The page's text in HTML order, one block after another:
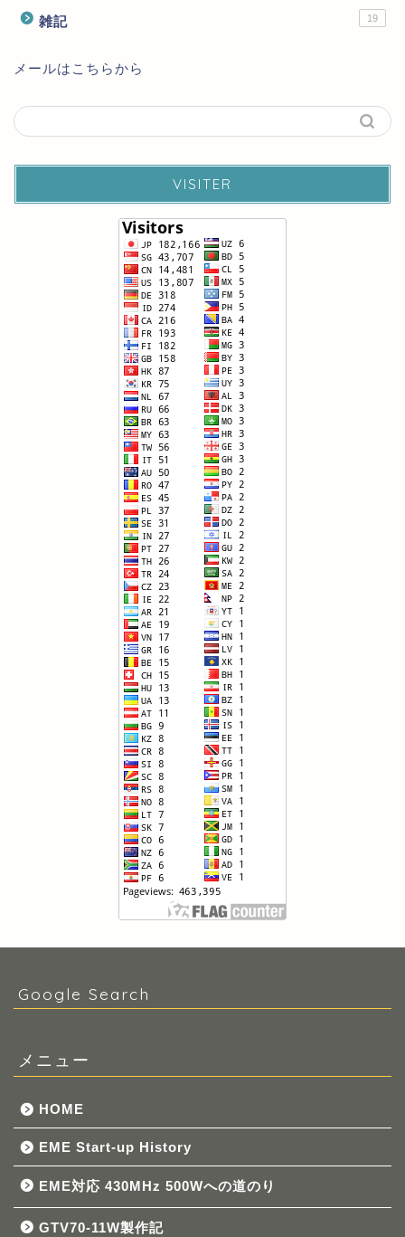
雑記 19
メールはこちらから
VISITER
Google Search
メニュー
HOME
EME Start-up History
EME対応 430MHz 500Wへの道のり
GTV70-11W製作記